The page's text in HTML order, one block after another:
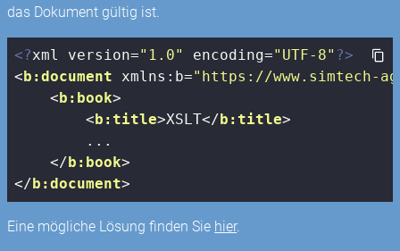
das Dokument gültig ist.
<?xml version="1.0" encoding="UTF-8" ?>
< b:document xmlns:b="https://www.simtech-
< b:book>
< b:title>XSLT</ b:title>
        ...
</ b:book>
</ b:document>
Eine mögliche Lösung finden Sie hier.